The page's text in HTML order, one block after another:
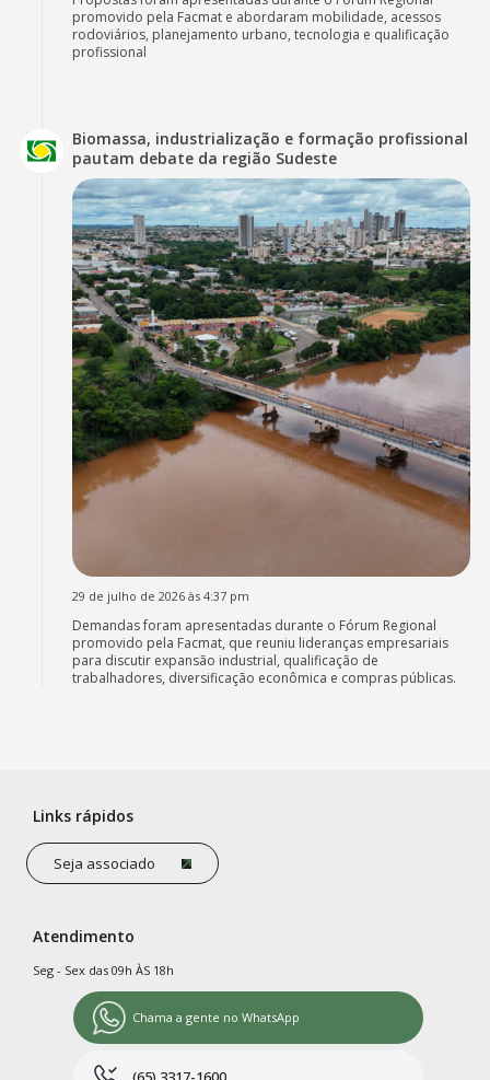
promovido pela Facmat e abordaram mobilidade, acessos
rodoviários, planejamento urbano, tecnologia e qualificação
profissional
Biomassa, industrialização e formação profissional
pautam debate da região Sudeste
29 de julho de 2026 às 4:37 pm
Demandas foram apresentadas durante o Fórum Regional
promovido pela Facmat, que reuniu lideranças empresariais
para discutir expansão industrial, qualificação de
trabalhadores, diversificação econômica e compras públicas.
Links rápidos
Seja associado
Atendimento
Seg - Sex das 09h ÀS 18h
Chama a gente no WhatsApp